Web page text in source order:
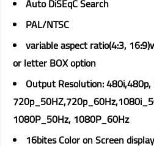
PAL/NTSC
variable aspect ratio(4:3,
or letter BOX option
Output Resolution:
1080P_50Hz, 1080P_60Hz
16bites Color on Screen